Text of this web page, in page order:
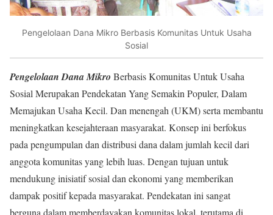
Pengelolaan Dana Mikro Berbasis Komunitas Untuk Usaha
Sosial
Pengelolaan Dana Mikro Berbasis Komunitas Untuk Usaha
Sosial Merupakan Pendekatan Yang Semakin Populer, Dalam
Memajukan Usaha Kecil. Dan menengah (UKM) serta membantu
meningkatkan kesejahteraan masyarakat. Konsep ini berfokus
pada pengumpulan dan distribusi dana dalam jumlah kecil dari
anggota komunitas yang lebih luas. Dengan tujuan untuk
mendukung inisiatif sosial dan ekonomi yang memberikan
dampak positif kepada masyarakat. Pendekatan ini sangat